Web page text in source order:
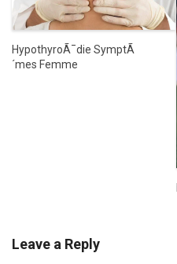
HypothyroÃ¯die SymptÃ
´mes Femme
Leave a Reply